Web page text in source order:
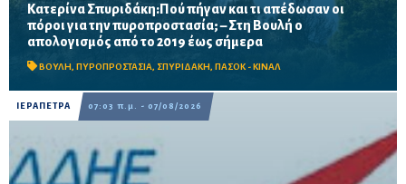
Κατερίνα Σπυριδάκη:Πού πήγαν και τι απέδωσαν οι
πόροι για την πυροπροστασία; – Στη Βουλή ο
απολογισμός από το 2019 έως σήμερα
ΒΟΥΛΗ, ΠΥΡΟΠΡΟΣΤΑΣΙΑ, ΣΠΥΡΙΔΑΚΗ, ΠΑΣΟΚ - ΚΙΝΑΛ
Το ΠΑΣΟΚ ζητά πλήρη απολογισμό των χρηματοδοτήσεων από
το 2019, στοιχεία για τα προγράμματα «ΑΙΓΙΣ» και AntiNero,
καθώς και απαντήσεις για προσωπικό, οχήματα, ε...
ΙΕΡΑΠΕΤΡΑ 07:03 π.μ. - 07/08/2026